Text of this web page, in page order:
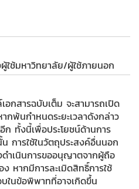
ใช้มหาวิทยาลัย/ผู้ใช้ภายนอก
อกสารฉบับเต็ม จะสามารถเปิด
กพ้นกำหนดระยะเวลาดังกล่าว
ก ทั้งนี้เพื่อประโยชน์ด้านการ
การใช้ในวัตถุประสงค์อื่นนอก
ดำเนินการขออนุญาตจากผู้ถือ
หากมีการละเมิดสิทธิ์การใช้
ในข้อพิพาทที่อาจเกิดขึ้น